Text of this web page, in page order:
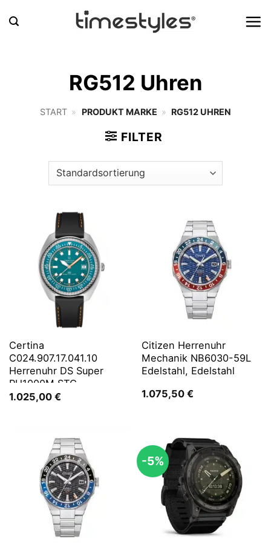
Inhalt
RG512 Uhren
START » PRODUKT MARKE » RG512 UHREN
FILTER
Certina
C024.907.17.041.10
Herrenuhr DS Super
PH1000M STC
1.025,00 €
Citizen Herrenuhr
Mechanik NB6030-59L
Edelstahl, Edelstahl
1.075,50 €
-5%